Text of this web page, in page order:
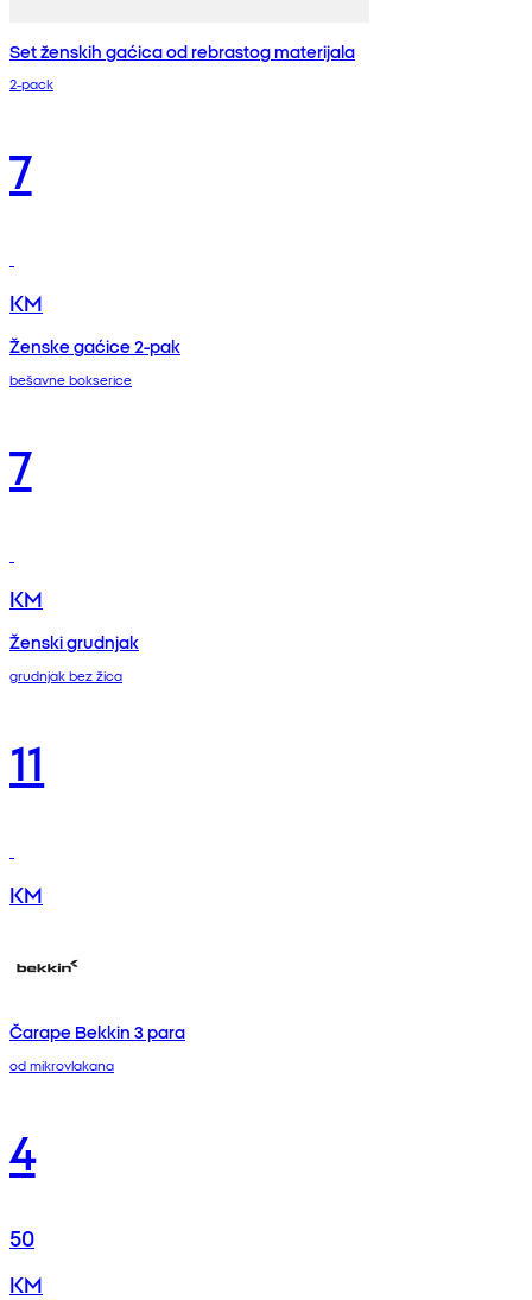
Set ženskih gaćica od rebrastog materijala
2-pack
7
KM
Ženske gaćice 2-pak
bešavne bokserice
7
KM
Ženski grudnjak
grudnjak bez žica
11
KM
Čarape Bekkin 3 para
od mikrovlakana
4
50
KM